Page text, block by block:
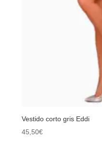
Vestido corto gris Eddi
45,50€